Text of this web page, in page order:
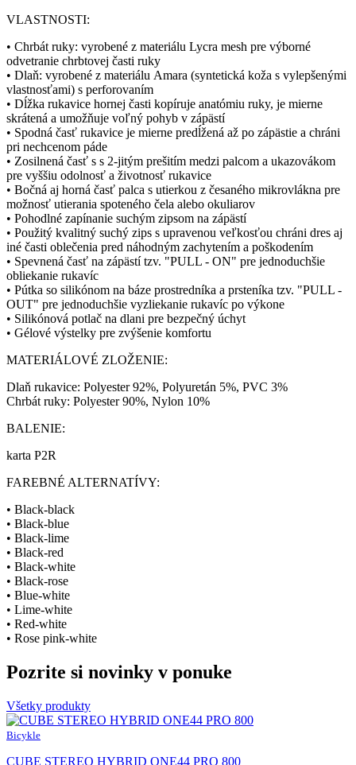
VLASTNOSTI:
• Chrbát ruky: vyrobené z materiálu Lycra mesh pre výborné
odvetranie chrbtovej časti ruky
• Dlaň: vyrobené z materiálu Amara (syntetická koža s vylepšenými
vlastnosťami) s perforovaním
• Dĺžka rukavice hornej časti kopíruje anatómiu ruky, je mierne
skrátená a umožňuje voľný pohyb v zápästí
• Spodná časť rukavice je mierne predĺžená až po zápästie a chráni
pri nechcenom páde
• Zosilnená časť s s 2-jitým prešitím medzi palcom a ukazovákom
pre vyššiu odolnosť a životnosť rukavice
• Bočná aj horná časť palca s utierkou z česaného mikrovlákna pre
možnosť utierania spoteného čela alebo okuliarov
• Pohodlné zapínanie suchým zipsom na zápästí
• Použitý kvalitný suchý zips s upravenou veľkosťou chráni dres aj
iné časti oblečenia pred náhodným zachytením a poškodením
• Spevnená časť na zápästí tzv. "PULL - ON" pre jednoduchšie
obliekanie rukavíc
• Pútka so silikónom na báze prostredníka a prsteníka tzv. "PULL -
OUT" pre jednoduchšie vyzliekanie rukavíc po výkone
• Silikónová potlač na dlani pre bezpečný úchyt
• Gélové výstelky pre zvýšenie komfortu
MATERIÁLOVÉ ZLOŽENIE:
Dlaň rukavice: Polyester 92%, Polyuretán 5%, PVC 3%
Chrbát ruky: Polyester 90%, Nylon 10%
BALENIE:
karta P2R
FAREBNÉ ALTERNATÍVY:
• Black-black
• Black-blue
• Black-lime
• Black-red
• Black-white
• Black-rose
• Blue-white
• Lime-white
• Red-white
• Rose pink-white
Pozrite si novinky v ponuke
Všetky produkty
Bicykle
CUBE STEREO HYBRID ONE44 PRO 800